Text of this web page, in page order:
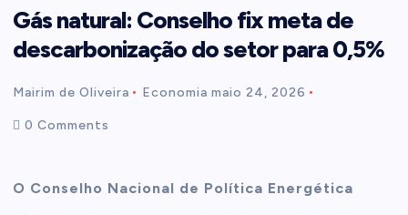
Gás natural: Conselho fix meta de
descarbonização do setor para 0,5%
Mairim de Oliveira Economia maio 24, 2026
0 Comments
O Conselho Nacional de Política Energética